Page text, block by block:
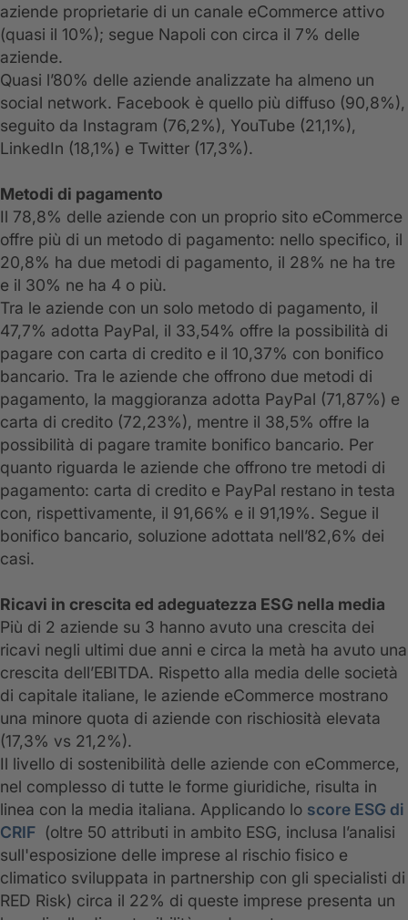
aziende proprietarie di un canale eCommerce attivo
(quasi il 10%); segue Napoli con circa il 7% delle
aziende.
Quasi l’80% delle aziende analizzate ha almeno un
social network. Facebook è quello più diffuso (90,8%),
seguito da Instagram (76,2%), YouTube (21,1%),
LinkedIn (18,1%) e Twitter (17,3%).
Metodi di pagamento
Il 78,8% delle aziende con un proprio sito eCommerce
offre più di un metodo di pagamento: nello specifico, il
20,8% ha due metodi di pagamento, il 28% ne ha tre
e il 30% ne ha 4 o più.
Tra le aziende con un solo metodo di pagamento, il
47,7% adotta PayPal, il 33,54% offre la possibilità di
pagare con carta di credito e il 10,37% con bonifico
bancario. Tra le aziende che offrono due metodi di
pagamento, la maggioranza adotta PayPal (71,87%) e
carta di credito (72,23%), mentre il 38,5% offre la
possibilità di pagare tramite bonifico bancario. Per
quanto riguarda le aziende che offrono tre metodi di
pagamento: carta di credito e PayPal restano in testa
con, rispettivamente, il 91,66% e il 91,19%. Segue il
bonifico bancario, soluzione adottata nell’82,6% dei
casi.
Ricavi in crescita ed adeguatezza ESG nella media
Più di 2 aziende su 3 hanno avuto una crescita dei
ricavi negli ultimi due anni e circa la metà ha avuto una
crescita dell’EBITDA. Rispetto alla media delle società
di capitale italiane, le aziende eCommerce mostrano
una minore quota di aziende con rischiosità elevata
(17,3% vs 21,2%).
Il livello di sostenibilità delle aziende con eCommerce,
nel complesso di tutte le forme giuridiche, risulta in
linea con la media italiana. Applicando lo score ESG di
CRIF (oltre 50 attributi in ambito ESG, inclusa l’analisi
sull'esposizione delle imprese al rischio fisico e
climatico sviluppata in partnership con gli specialisti di
RED Risk) circa il 22% di queste imprese presenta un